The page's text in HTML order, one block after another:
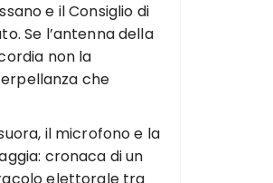
e il Consiglio di
Se l’antenna della
non la
che
il microfono e la
cronaca di un